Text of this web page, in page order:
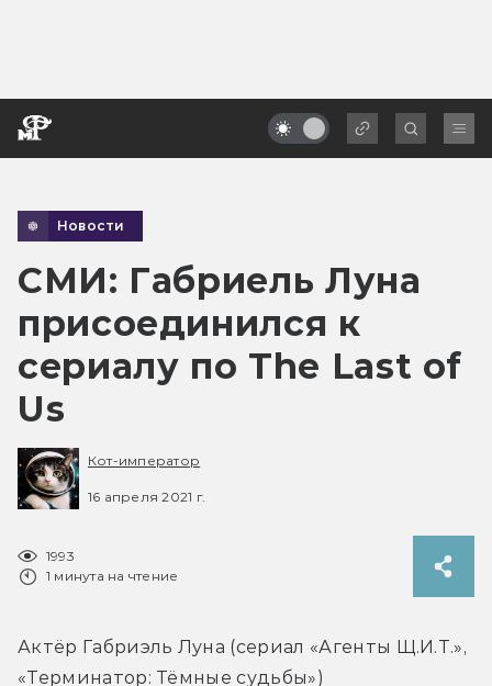
Новости
СМИ: Габриель Луна
присоединился к
сериалу по The Last of
Us
Кот-император
16 апреля 2021 г.
1993
1 минута на чтение
Актёр Габриэль Луна (сериал «Агенты Щ.И.Т.»,